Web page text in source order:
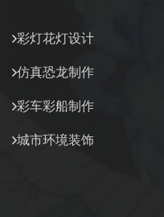
彩灯花灯设计
仿真恐龙制作
彩车彩船制作
城市环境装饰